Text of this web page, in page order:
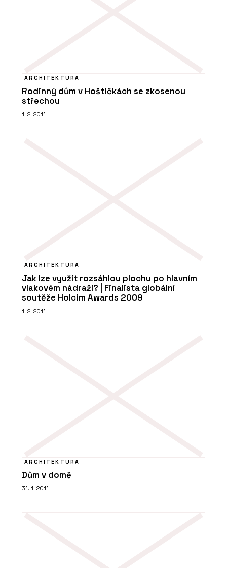
ARCHITEKTURA
Rodinný dům v Hoštičkách se zkosenou
střechou
1. 2. 2011
ARCHITEKTURA
Jak lze využít rozsáhlou plochu po hlavním
vlakovém nádraží? | Finalista globální
soutěže Holcim Awards 2009
1. 2. 2011
ARCHITEKTURA
Dům v domě
31. 1. 2011